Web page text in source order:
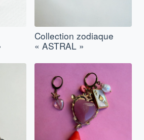
Collection zodiaque
« ASTRAL »